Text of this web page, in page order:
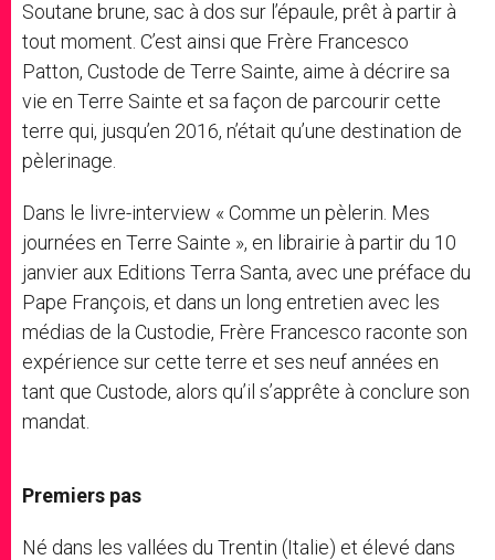
Soutane brune, sac à dos sur l’épaule, prêt à partir à
tout moment. C’est ainsi que Frère Francesco
Patton, Custode de Terre Sainte, aime à décrire sa
vie en Terre Sainte et sa façon de parcourir cette
terre qui, jusqu’en 2016, n’était qu’une destination de
pèlerinage.
Dans le livre-interview « Comme un pèlerin. Mes
journées en Terre Sainte », en librairie à partir du 10
janvier aux Editions Terra Santa, avec une préface du
Pape François, et dans un long entretien avec les
médias de la Custodie, Frère Francesco raconte son
expérience sur cette terre et ses neuf années en
tant que Custode, alors qu’il s’apprête à conclure son
mandat.
Premiers pas
Né dans les vallées du Trentin (Italie) et élevé dans